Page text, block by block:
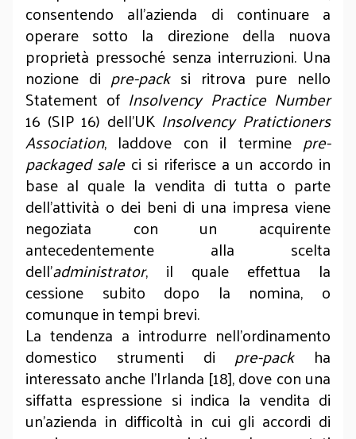
consentendo all’azienda di continuare a
operare sotto la direzione della nuova
proprietà pressoché senza interruzioni. Una
nozione di pre-packsi ritrova pure nello
Statement of Insolvency Practice Number
16 (SIP 16) dell’UK Insolvency Pratictioners
Association, laddove con il termine pre-
packaged sale ci si riferisce a un accordo in
base al quale la vendita di tutta o parte
dell’attività o dei beni di una impresa viene
negoziata con un acquirente
antecedentemente alla scelta
dell’administrator, il quale effettua la
cessione subito dopo la nomina, o
comunque in tempi brevi.
La tendenza a introdurre nell’ordinamento
domestico strumenti di pre-packha
interessato anche l’Irlanda [18], dove con una
siffatta espressione si indica la vendita di
un’azienda in difficoltà in cui gli accordi di